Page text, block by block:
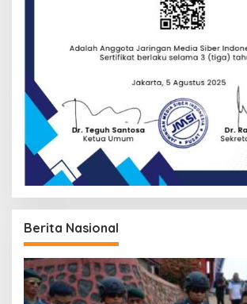
Berita Nasional